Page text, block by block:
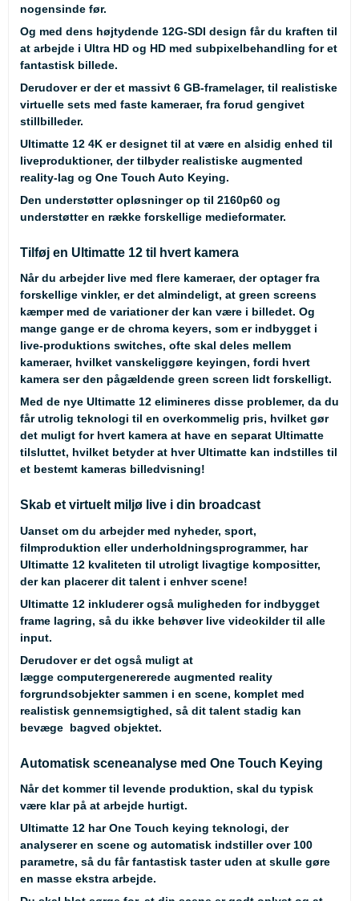
nogensinde før.
Og med dens højtydende 12G-SDI design får du kraften til
at arbejde i Ultra HD og HD med subpixelbehandling for et
fantastisk billede.
Derudover er der et massivt 6 GB-framelager, til realistiske
virtuelle sets med faste kameraer, fra forud gengivet
stillbilleder.
Ultimatte 12 4K er designet til at være en alsidig enhed til
liveproduktioner, der tilbyder realistiske augmented
reality-lag og One Touch Auto Keying.
Den understøtter opløsninger op til 2160p60 og
understøtter en række forskellige medieformater.
Tilføj en Ultimatte 12 til hvert kamera
Når du arbejder live med flere kameraer, der optager fra
forskellige vinkler, er det almindeligt, at green screens
kæmper med de variationer der kan være i billedet. Og
mange gange er de chroma keyers, som er indbygget i
live-produktions switches, ofte skal deles mellem
kameraer, hvilket vanskeliggøre keyingen, fordi hvert
kamera ser den pågældende green screen lidt forskelligt.
Med de nye Ultimatte 12 elimineres disse problemer, da du
får utrolig teknologi til en overkommelig pris, hvilket gør
det muligt for hvert kamera at have en separat Ultimatte
tilsluttet, hvilket betyder at hver Ultimatte kan indstilles til
et bestemt kameras billedvisning!
Skab et virtuelt miljø live i din broadcast
Uanset om du arbejder med nyheder, sport,
filmproduktion eller underholdningsprogrammer, har
Ultimatte 12 kvaliteten til utroligt livagtige kompositter,
der kan placerer dit talent i enhver scene!
Ultimatte 12 inkluderer også muligheden for indbygget
frame lagring, så du ikke behøver live videokilder til alle
input.
Derudover er det også muligt at
lægge computergenererede augmented reality
forgrundsobjekter sammen i en scene, komplet med
realistisk gennemsigtighed, så dit talent stadig kan
bevæge bagved objektet.
Automatisk sceneanalyse med One Touch Keying
Når det kommer til levende produktion, skal du typisk
være klar på at arbejde hurtigt.
Ultimatte 12 har One Touch keying teknologi, der
analyserer en scene og automatisk indstiller over 100
parametre, så du får fantastisk taster uden at skulle gøre
en masse ekstra arbejde.